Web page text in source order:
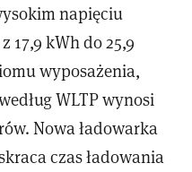
napięciu
17,9 kWh do 25,9
wyposażenia,
WLTP wynosi
Nowa ładowarka
czas ładowania